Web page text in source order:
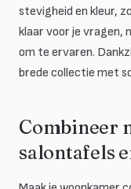
stevigheid en kleur,
klaar voor je vragen,
om te ervaren.
brede collectie met
Combineer
salontafels